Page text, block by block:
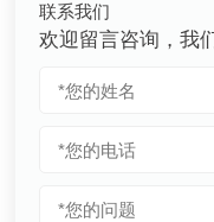
联系我们
欢迎留言咨询，我